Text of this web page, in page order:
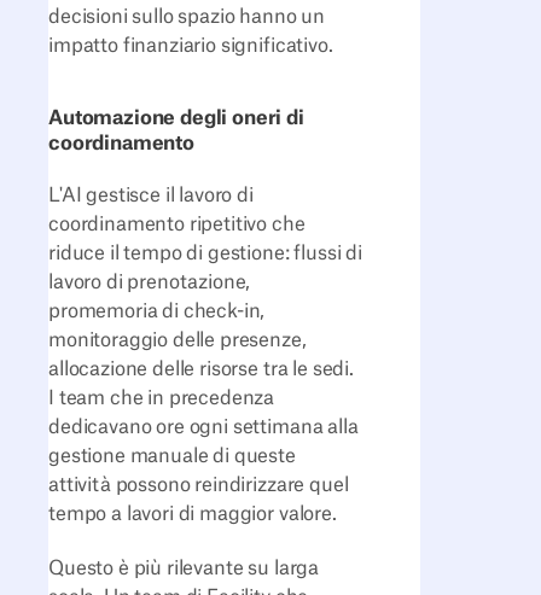
decisioni sullo spazio hanno un
impatto finanziario significativo.
Automazione degli oneri di
coordinamento
L'AI gestisce il lavoro di
coordinamento ripetitivo che
riduce il tempo di gestione: flussi di
lavoro di prenotazione,
promemoria di check-in,
monitoraggio delle presenze,
allocazione delle risorse tra le sedi.
I team che in precedenza
dedicavano ore ogni settimana alla
gestione manuale di queste
attività possono reindirizzare quel
tempo a lavori di maggior valore.
Questo è più rilevante su larga